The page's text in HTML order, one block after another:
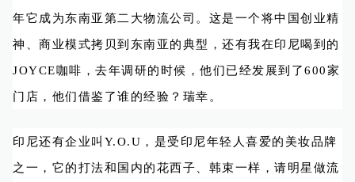
年它成为东南亚第二大物流公司。这是一个将中国创业精
神、商业模式拷贝到东南亚的典型，还有我在印尼喝到的
JOYCE咖啡，去年调研的时候，他们已经发展到了600家
门店，他们借鉴了谁的经验？瑞幸。
印尼还有企业叫Y.O.U，是受印尼年轻人喜爱的美妆品牌
之一，它的打法和国内的花西子、韩束一样，请明星做流